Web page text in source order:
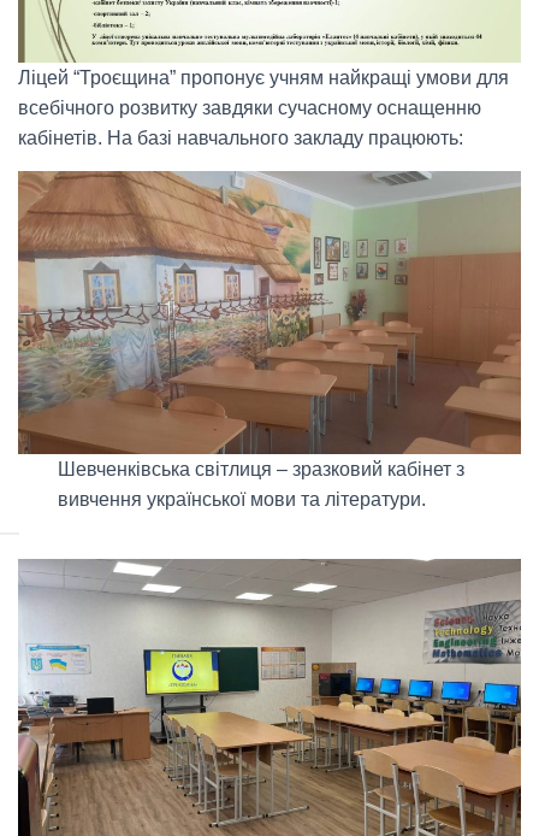
Ліцей “Троєщина” пропонує учням найкращі умови для
всебічного розвитку завдяки сучасному оснащенню
кабінетів. На базі навчального закладу працюють:
Шевченківська світлиця – зразковий кабінет з
вивчення української мови та літератури.